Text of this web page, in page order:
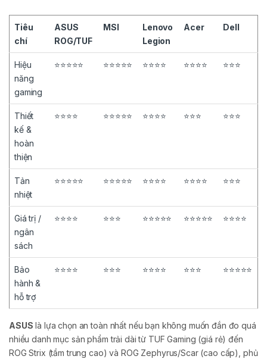
Tiêu
chí
ASUS
ROG/TUF
MSI
Lenovo
Legion
Acer Dell
Hiệu
năng
gaming
⭐⭐⭐⭐⭐ ⭐⭐⭐⭐⭐ ⭐⭐⭐⭐ ⭐⭐⭐⭐ ⭐⭐⭐
Thiết
kế &
hoàn
thiện
⭐⭐⭐⭐ ⭐⭐⭐⭐⭐ ⭐⭐⭐⭐ ⭐⭐⭐ ⭐⭐⭐
Tản
nhiệt
⭐⭐⭐⭐⭐ ⭐⭐⭐⭐⭐ ⭐⭐⭐⭐ ⭐⭐⭐⭐ ⭐⭐⭐
Giá trị /
ngân
sách
⭐⭐⭐⭐ ⭐⭐⭐ ⭐⭐⭐⭐⭐ ⭐⭐⭐⭐⭐ ⭐⭐⭐⭐
Bảo
hành &
hỗ trợ
⭐⭐⭐⭐ ⭐⭐⭐ ⭐⭐⭐⭐ ⭐⭐⭐ ⭐⭐⭐⭐⭐
ASUS là lựa chọn an toàn nhất nếu bạn không muốn đắn đo quá
nhiều danh mục sản phẩm trải dài từ TUF Gaming (giá rẻ) đến
ROG Strix (tầm trung cao) và ROG Zephyrus/Scar (cao cấp), phủ